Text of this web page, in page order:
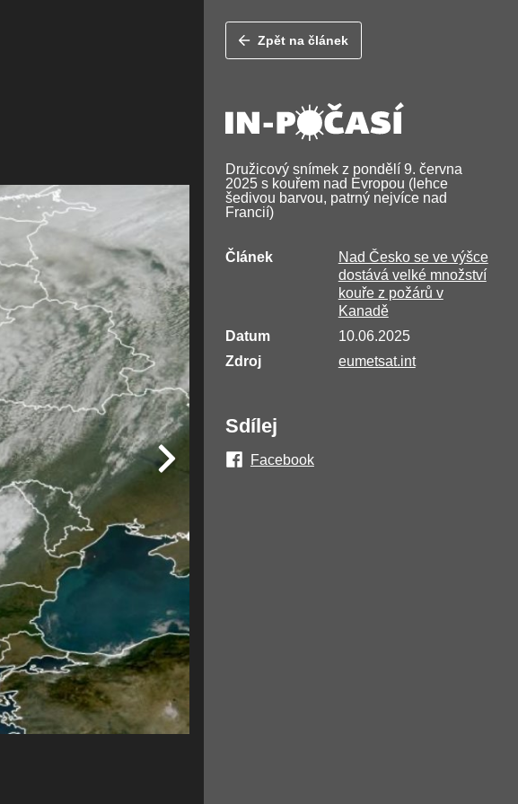
Zpět na článek
Družicový snímek z pondělí 9. června
2025 s kouřem nad Evropou (lehce
šedivou barvou, patrný nejvíce nad
Francií)
Článek
Nad Česko se ve výšce
dostává velké množství
kouře z požárů v
Kanadě
Datum
10.06.2025
Zdroj
eumetsat.int
Sdílej
Facebook